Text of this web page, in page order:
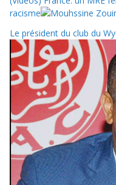
racisme
Le président du club du